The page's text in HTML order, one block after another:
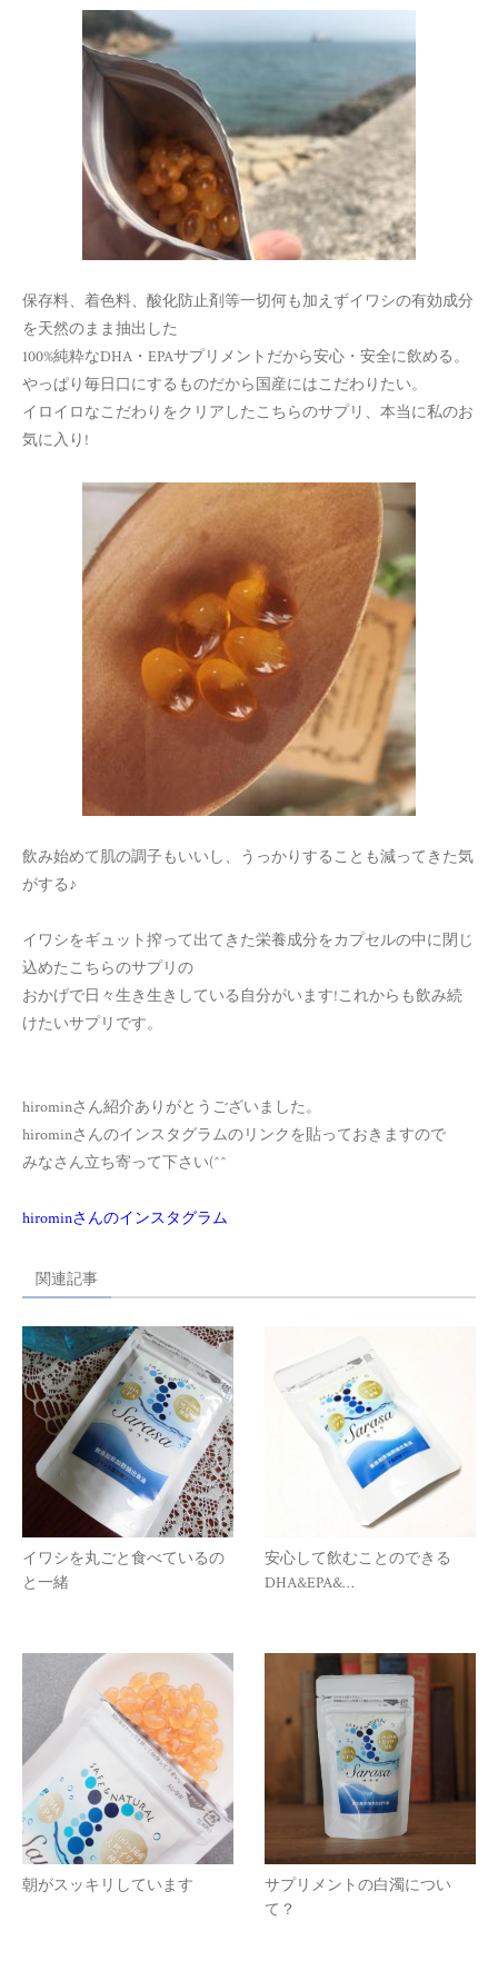
保存料、着色料、酸化防止剤等一切何も加えずイワシの有効成分
を天然のまま抽出した
100%純粋なDHA・EPAサプリメントだから安心・安全に飲める。
やっぱり毎日口にするものだから国産にはこだわりたい。
イロイロなこだわりをクリアしたこちらのサプリ、本当に私のお
気に入り!
飲み始めて肌の調子もいいし、うっかりすることも減ってきた気
がする♪
イワシをギュット搾って出てきた栄養成分をカプセルの中に閉じ
込めたこちらのサプリの
おかげで日々生き生きしている自分がいます!これからも飲み続
けたいサプリです。
hirominさん紹介ありがとうございました。
hirominさんのインスタグラムのリンクを貼っておきますので
みなさん立ち寄って下さい(^^ゞ
hirominさんのインスタグラム
関連記事
イワシを丸ごと食べているの
と一緒
安心して飲むことのできる
DHA&EPA&…
朝がスッキリしています
サプリメントの白濁につい
て？